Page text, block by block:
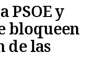
PSOE y
bloqueen
de las